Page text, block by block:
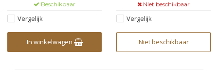
Beschikbaar
Vergelijk
In winkelwagen
Niet beschikbaar
Vergelijk
Niet beschikbaar